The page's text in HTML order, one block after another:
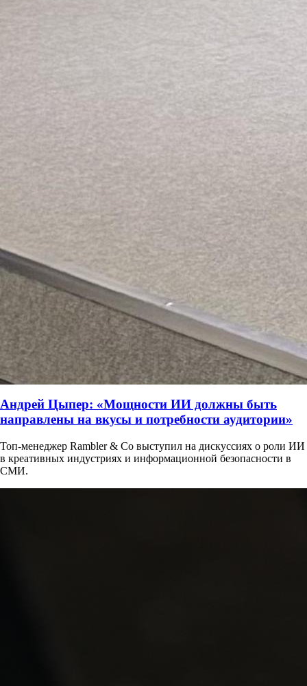
Андрей Цыпер: «Мощности ИИ должны быть
направлены на вкусы и потребности аудитории»
Топ-менеджер Rambler & Co выступил на дискуссиях о роли ИИ
в креативных индустриях и информационной безопасности в
СМИ.